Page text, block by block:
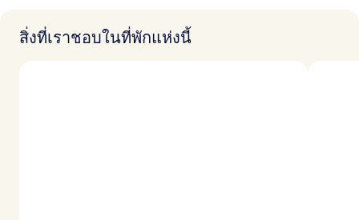
า
ง
สิ่งที่เราชอบในที่พักแห่งนี้